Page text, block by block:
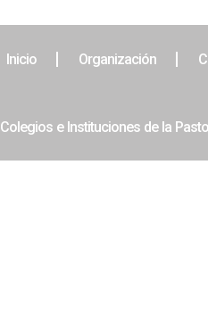
Inicio Organización
Colegios e Instituciones de la